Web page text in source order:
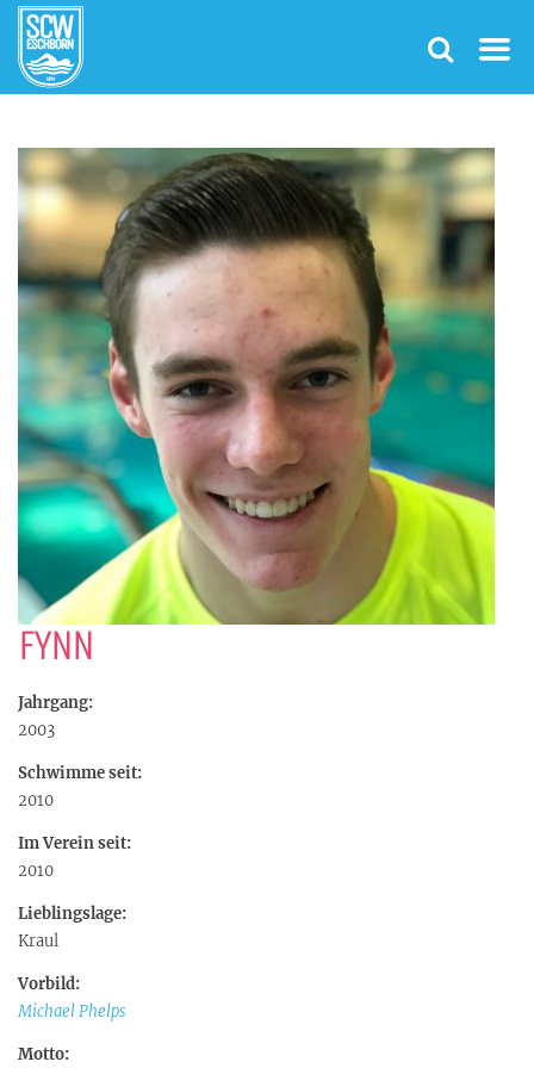
FYNN
Jahrgang:
2003
Schwimme seit:
2010
Im Verein seit:
2010
Lieblingslage:
Kraul
Vorbild:
Michael Phelps
Motto: